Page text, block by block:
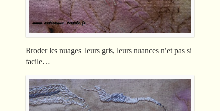
Broder les nuages, leurs gris, leurs nuances n’et pas si
facile…